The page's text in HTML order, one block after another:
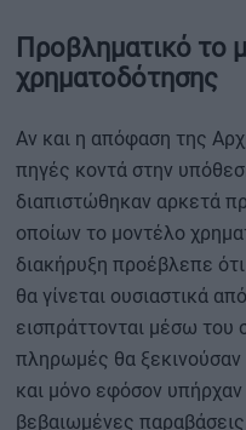
Προβληματικό το
χρηματοδότησης
Αν και η απόφαση της
πηγές κοντά στην
διαπιστώθηκαν αρκετά
οποίων το μοντέλο
διακήρυξη προέβλεπε
θα γίνεται ουσιαστικά
εισπράττονται μέσω του
πληρωμές θα ξεκινούσαν
και μόνο εφόσον
βεβαιωμένες